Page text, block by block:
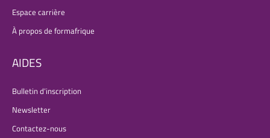
Espace carrière
À propos de formafrique
AIDES
Bulletin d’inscription
Newsletter
Contactez-nous